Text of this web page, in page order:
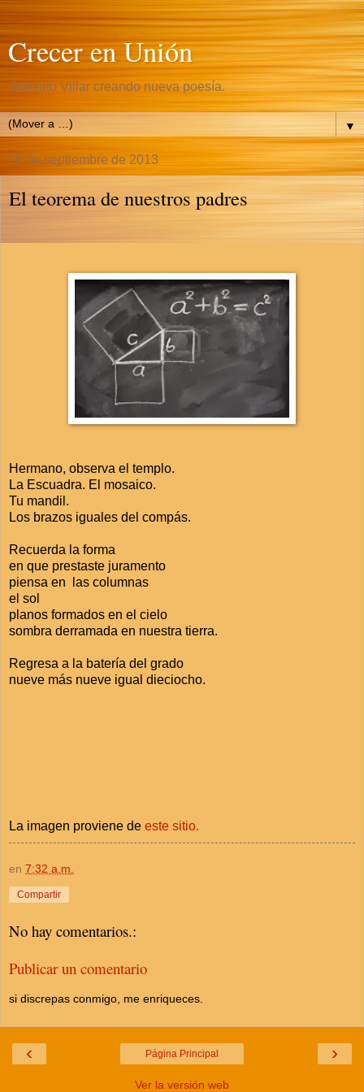
Crecer en Unión
Gonzalo Villar creando nueva poesía.
▼
28 de septiembre de 2013
El teorema de nuestros padres
Hermano, observa el templo.
La Escuadra. El mosaico.
Tu mandil.
Los brazos iguales del compás.
Recuerda la forma
en que prestaste juramento
piensa en las columnas
el sol
planos formados en el cielo
sombra derramada en nuestra tierra.
Regresa a la batería del grado
nueve más nueve igual dieciocho.
La imagen proviene de este sitio.
en 7:32 a.m.
Compartir
No hay comentarios.:
Publicar un comentario
si discrepas conmigo, me enriqueces.
‹ ›
Página Principal
Ver la versión web